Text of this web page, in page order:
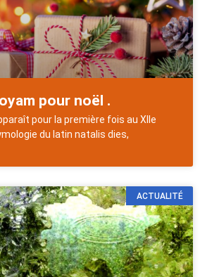
pour noël .
pour la première fois au XIIe
du latin natalis dies,
ACTUALITÉ